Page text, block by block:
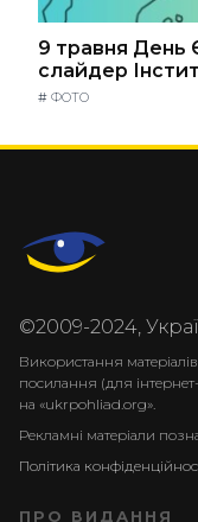
9 травня День
слайдер
# ФОТО
©2009-2024,
Використання
посилання (для
на «ukrpohliad.org».
Рекламні матеріали
Політика
ПРО ВИДАННЯ